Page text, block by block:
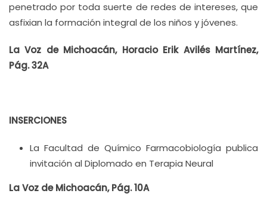
penetrado por toda suerte de redes de intereses, que
asfixian la formación integral de los niños y jóvenes.
La Voz de Michoacán, Horacio Erik Avilés Martínez,
Pág. 32A
INSERCIONES
La Facultad de Químico Farmacobiología publica
invitación al Diplomado en Terapia Neural
La Voz de Michoacán, Pág. 10A